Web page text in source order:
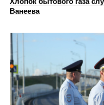
Ванеева